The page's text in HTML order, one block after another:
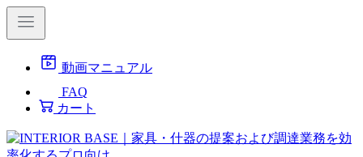
動画マニュアル
FAQ
カート